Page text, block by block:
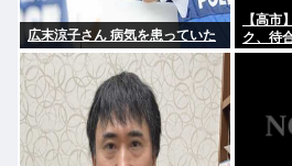
広末涼子さん 病気を患っていた
【高市
ク、待
キ！も